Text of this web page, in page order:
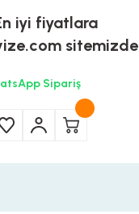
iyi fiyatlara
sitemizde
Sipariş